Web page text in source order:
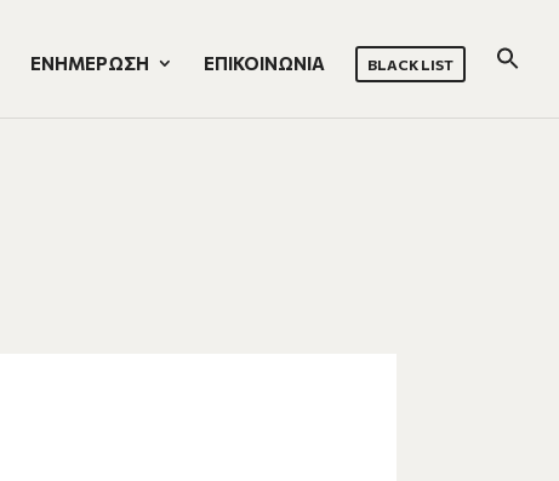
ΕΝΗΜΕΡΩΣΗ ΕΠΙΚΟΙΝΩΝΙΑ BLACK LIST